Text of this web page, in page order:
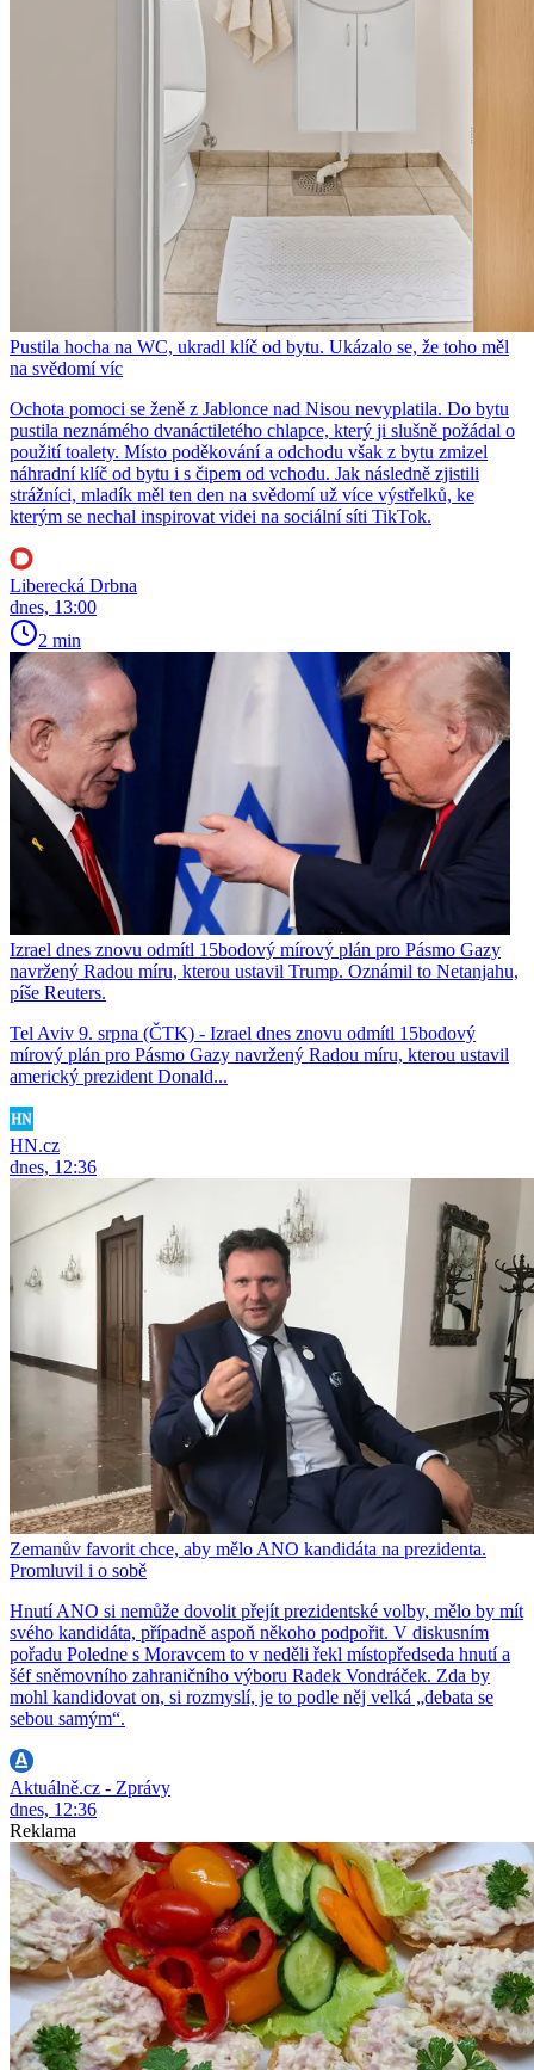
Pustila hocha na WC, ukradl klíč od bytu. Ukázalo se, že toho měl
na svědomí víc
Ochota pomoci se ženě z Jablonce nad Nisou nevyplatila. Do bytu
pustila neznámého dvanáctiletého chlapce, který ji slušně požádal o
použití toalety. Místo poděkování a odchodu však z bytu zmizel
náhradní klíč od bytu i s čipem od vchodu. Jak následně zjistili
strážníci, mladík měl ten den na svědomí už více výstřelků, ke
kterým se nechal inspirovat videi na sociální síti TikTok.
Liberecká Drbna
dnes, 13:00
2 min
Izrael dnes znovu odmítl 15bodový mírový plán pro Pásmo Gazy
navržený Radou míru, kterou ustavil Trump. Oznámil to Netanjahu,
píše Reuters.
Tel Aviv 9. srpna (ČTK) - Izrael dnes znovu odmítl 15bodový
mírový plán pro Pásmo Gazy navržený Radou míru, kterou ustavil
americký prezident Donald...
HN.cz
dnes, 12:36
Zemanův favorit chce, aby mělo ANO kandidáta na prezidenta.
Promluvil i o sobě
Hnutí ANO si nemůže dovolit přejít prezidentské volby, mělo by mít
svého kandidáta, případně aspoň někoho podpořit. V diskusním
pořadu Poledne s Moravcem to v neděli řekl místopředseda hnutí a
šéf sněmovního zahraničního výboru Radek Vondráček. Zda by
mohl kandidovat on, si rozmyslí, je to podle něj velká „debata se
sebou samým“.
Aktuálně.cz - Zprávy
dnes, 12:36
Reklama